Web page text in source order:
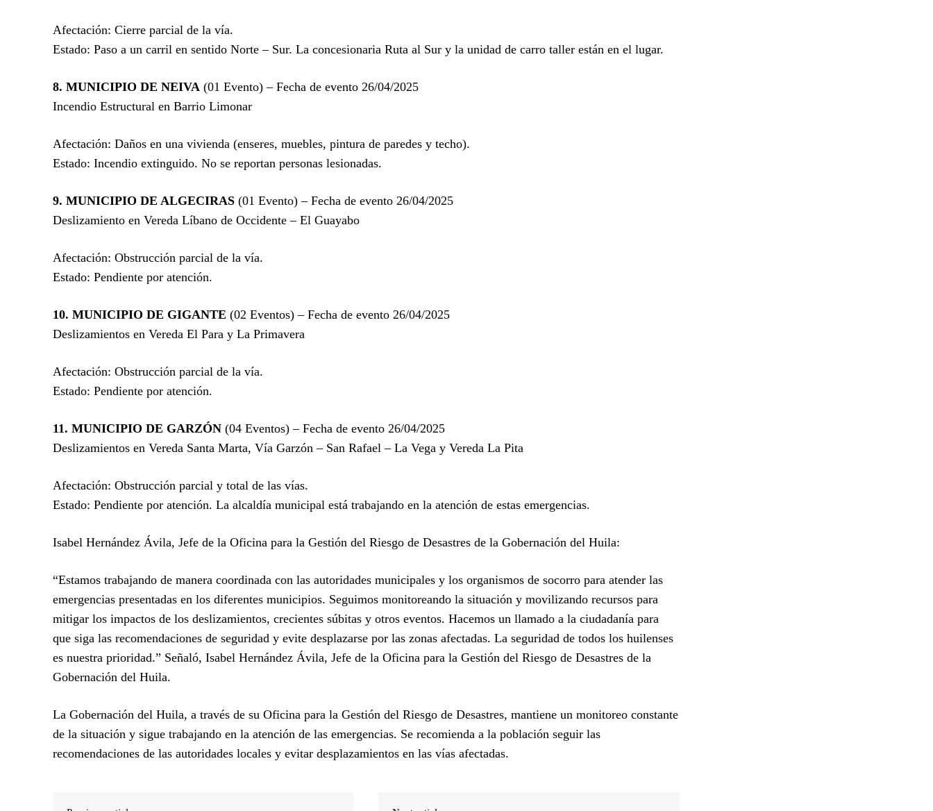
Afectación: Cierre parcial de la vía.
Estado: Paso a un carril en sentido Norte – Sur. La concesionaria Ruta al Sur y la unidad de carro taller están en el lugar.
8. MUNICIPIO DE NEIVA (01 Evento) – Fecha de evento 26/04/2025
Incendio Estructural en Barrio Limonar
Afectación: Daños en una vivienda (enseres, muebles, pintura de paredes y techo).
Estado: Incendio extinguido. No se reportan personas lesionadas.
9. MUNICIPIO DE ALGECIRAS (01 Evento) – Fecha de evento 26/04/2025
Deslizamiento en Vereda Líbano de Occidente – El Guayabo
Afectación: Obstrucción parcial de la vía.
Estado: Pendiente por atención.
10. MUNICIPIO DE GIGANTE (02 Eventos) – Fecha de evento 26/04/2025
Deslizamientos en Vereda El Para y La Primavera
Afectación: Obstrucción parcial de la vía.
Estado: Pendiente por atención.
11. MUNICIPIO DE GARZÓN (04 Eventos) – Fecha de evento 26/04/2025
Deslizamientos en Vereda Santa Marta, Vía Garzón – San Rafael – La Vega y Vereda La Pita
Afectación: Obstrucción parcial y total de las vías.
Estado: Pendiente por atención. La alcaldía municipal está trabajando en la atención de estas emergencias.
Isabel Hernández Ávila, Jefe de la Oficina para la Gestión del Riesgo de Desastres de la Gobernación del Huila:
“Estamos trabajando de manera coordinada con las autoridades municipales y los organismos de socorro para atender las
emergencias presentadas en los diferentes municipios. Seguimos monitoreando la situación y movilizando recursos para
mitigar los impactos de los deslizamientos, crecientes súbitas y otros eventos. Hacemos un llamado a la ciudadanía para
que siga las recomendaciones de seguridad y evite desplazarse por las zonas afectadas. La seguridad de todos los huilenses
es nuestra prioridad.” Señaló, Isabel Hernández Ávila, Jefe de la Oficina para la Gestión del Riesgo de Desastres de la
Gobernación del Huila.
La Gobernación del Huila, a través de su Oficina para la Gestión del Riesgo de Desastres, mantiene un monitoreo constante
de la situación y sigue trabajando en la atención de las emergencias. Se recomienda a la población seguir las
recomendaciones de las autoridades locales y evitar desplazamientos en las vías afectadas.